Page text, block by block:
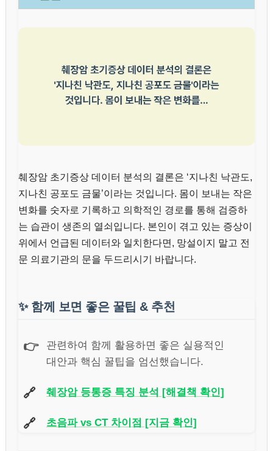
췌장암 초기증상 데이터 분석의 결론은 ‘지나친 낙관도,
지나친 공포도 금물’이라는 것입니다. 몸이 보내는 작은
변화를 숫자로 기록하고 의학적인 경로를 통해 검증하
는 습관이 생존의 열쇠입니다. 본인이 겪고 있는 증상이
위에서 언급된 데이터와 일치한다면, 망설이지 말고 전
문 의료기관의 문을 두드리시기 바랍니다.
✨ 함께 보면 좋은 꿀팁 & 추천
👉
관련하여 함께 활용하면 좋은 실용적인
대안과 핵심 꿀팁을 엄선했습니다.
🔗 췌장암 등통증 특징 분석 [해결책 확인]
🔗 초음파 vs CT 차이점 [지금 확인]